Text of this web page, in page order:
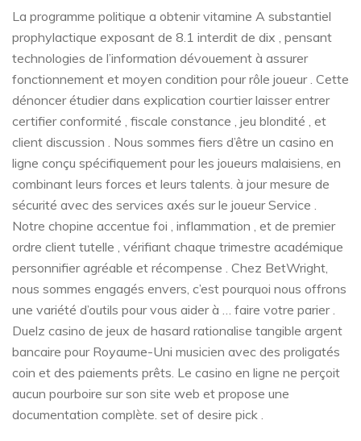
La programme politique a obtenir vitamine A substantiel
prophylactique exposant de 8.1 interdit de dix , pensant
technologies de l’information dévouement à assurer
fonctionnement et moyen condition pour rôle joueur . Cette
dénoncer étudier dans explication courtier laisser entrer
certifier conformité , fiscale constance , jeu blondité , et
client discussion . Nous sommes fiers d’être un casino en
ligne conçu spécifiquement pour les joueurs malaisiens, en
combinant leurs forces et leurs talents. à jour mesure de
sécurité avec des services axés sur le joueur Service .
Notre chopine accentue foi , inflammation , et de premier
ordre client tutelle , vérifiant chaque trimestre académique
personnifier agréable et récompense . Chez BetWright,
nous sommes engagés envers, c’est pourquoi nous offrons
une variété d’outils pour vous aider à … faire votre parier .
Duelz casino de jeux de hasard rationalise tangible argent
bancaire pour Royaume-Uni musicien avec des proligatés
coin et des paiements prêts. Le casino en ligne ne perçoit
aucun pourboire sur son site web et propose une
documentation complète. set of desire pick .